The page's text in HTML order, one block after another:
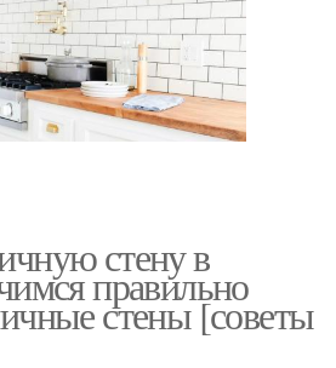
стену в
правильно
стены [советы